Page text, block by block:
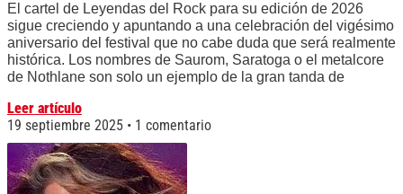
El cartel de Leyendas del Rock para su edición de 2026
sigue creciendo y apuntando a una celebración del vigésimo
aniversario del festival que no cabe duda que será realmente
histórica. Los nombres de Saurom, Saratoga o el metalcore
de Nothlane son solo un ejemplo de la gran tanda de
Leer artículo
19 septiembre 2025
1 comentario